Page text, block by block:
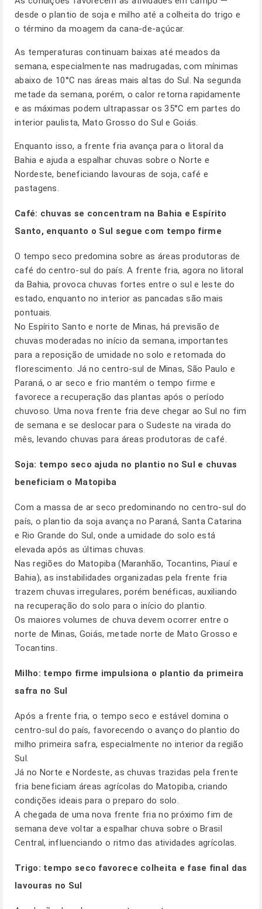
desde o plantio de soja e milho até a colheita do trigo e
o término da moagem da cana-de-açúcar.
As temperaturas continuam baixas até meados da
semana, especialmente nas madrugadas, com mínimas
abaixo de 10°C nas áreas mais altas do Sul. Na segunda
metade da semana, porém, o calor retorna rapidamente
e as máximas podem ultrapassar os 35°C em partes do
interior paulista, Mato Grosso do Sul e Goiás.
Enquanto isso, a frente fria avança para o litoral da
Bahia e ajuda a espalhar chuvas sobre o Norte e
Nordeste, beneficiando lavouras de soja, café e
pastagens.
Café: chuvas se concentram na Bahia e Espírito
Santo, enquanto o Sul segue com tempo firme
O tempo seco predomina sobre as áreas produtoras de
café do centro-sul do país. A frente fria, agora no litoral
da Bahia, provoca chuvas fortes entre o sul e leste do
estado, enquanto no interior as pancadas são mais
pontuais.
No Espírito Santo e norte de Minas, há previsão de
chuvas moderadas no início da semana, importantes
para a reposição de umidade no solo e retomada do
florescimento. Já no centro-sul de Minas, São Paulo e
Paraná, o ar seco e frio mantém o tempo firme e
favorece a recuperação das plantas após o período
chuvoso. Uma nova frente fria deve chegar ao Sul no fim
de semana e se deslocar para o Sudeste na virada do
mês, levando chuvas para áreas produtoras de café.
Soja: tempo seco ajuda no plantio no Sul e chuvas
beneficiam o Matopiba
Com a massa de ar seco predominando no centro-sul do
país, o plantio da soja avança no Paraná, Santa Catarina
e Rio Grande do Sul, onde a umidade do solo está
elevada após as últimas chuvas.
Nas regiões do Matopiba (Maranhão, Tocantins, Piauí e
Bahia), as instabilidades organizadas pela frente fria
trazem chuvas irregulares, porém benéficas, auxiliando
na recuperação do solo para o início do plantio.
Os maiores volumes de chuva devem ocorrer entre o
norte de Minas, Goiás, metade norte de Mato Grosso e
Tocantins.
Milho: tempo firme impulsiona o plantio da primeira
safra no Sul
Após a frente fria, o tempo seco e estável domina o
centro-sul do país, favorecendo o avanço do plantio do
milho primeira safra, especialmente no interior da região
Sul.
Já no Norte e Nordeste, as chuvas trazidas pela frente
fria beneficiam áreas agrícolas do Matopiba, criando
condições ideais para o preparo do solo.
A chegada de uma nova frente fria no próximo fim de
semana deve voltar a espalhar chuva sobre o Brasil
Central, influenciando o ritmo das atividades agrícolas.
Trigo: tempo seco favorece colheita e fase final das
lavouras no Sul